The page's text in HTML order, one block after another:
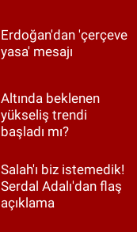
Erdoğan'dan 'çerçeve
yasa' mesajı
Altında beklenen
yükseliş trendi
başladı mı?
Salah'ı biz istemedik!
Serdal Adalı'dan flaş
açıklama